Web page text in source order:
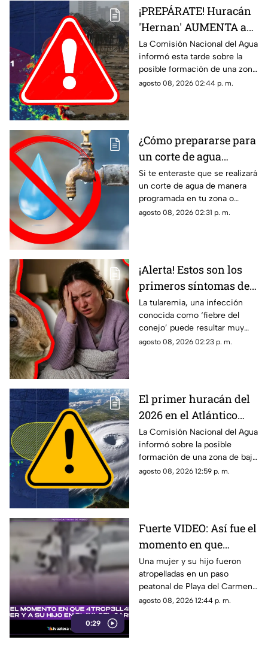
¡PREPÁRATE! Huracán
'Hernan' AUMENTA a
70% su probabilidad de
desarrollo y esta es la
ubicación exacta del
potencial ciclón
La Comisión Nacional del Agua
informó esta tarde sobre la
posible formación de una zona
de baja presión con potencial
agosto 08, 2026 02:44 p. m.
¿Cómo prepararse para
un corte de agua
programado? Esto
puedes hacer ante la
suspensión del servicio
Si te enteraste que se realizará
un corte de agua de manera
programada en tu zona o
simplemente de quedaste sin
agosto 08, 2026 02:31 p. m.
¡Alerta! Estos son los
primeros síntomas de
la ‘fiebre del conejo’ y lo
que debes saber sobre
el contagio de
tularemia
La tularemia, una infección
conocida como ‘fiebre del
conejo’ puede resultar muy
grave y aquí te compartimos
agosto 08, 2026 02:23 p. m.
El primer huracán del
2026 en el Atlántico
podría formarse en 7
días: ¿Cuál es la
probabilidad de
desarrollo ciclónico?
La Comisión Nacional del Agua
informó sobre la posible
formación de una zona de baja
presión en el Atlántico, misma
agosto 08, 2026 12:59 p. m.
0:29
Fuerte VIDEO: Así fue el
momento en que
4tr0p3ll4n a una mujer
y a su hijo en un paso
peatonal de Playa del
Carmen
Una mujer y su hijo fueron
atropelladas en un paso
peatonal de Playa del Carmen.
Cámara de seguridad captó el
agosto 08, 2026 12:44 p. m.